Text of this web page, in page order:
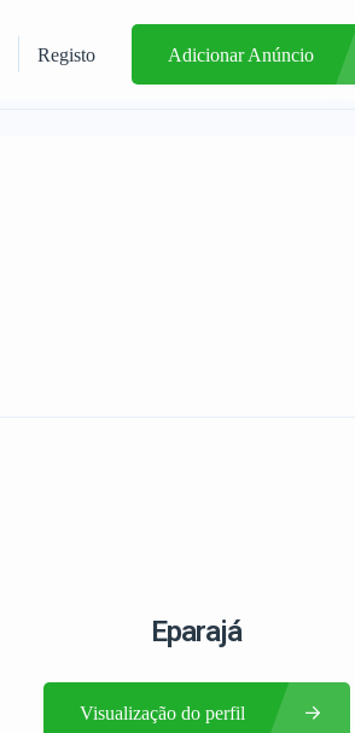
Registo Adicionar Anúncio
Eparajá
Visualização do perfil